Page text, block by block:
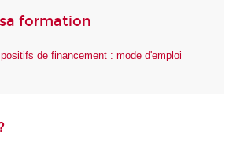
formation
de financement : mode d'emploi